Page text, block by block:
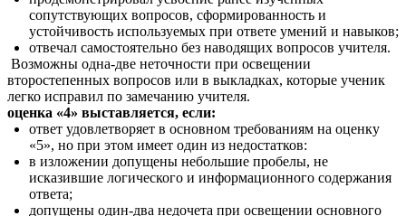
сопутствующих вопросов, сформированность и
устойчивость используемых при ответе умений и навыков;
отвечал самостоятельно без наводящих вопросов учителя.
Возможны одна-две неточности при освещении
второстепенных вопросов или в выкладках, которые ученик
легко исправил по замечанию учителя.
оценка «4» выставляется, если:
ответ удовлетворяет в основном требованиям на оценку
«5», но при этом имеет один из недостатков:
в изложении допущены небольшие пробелы, не
исказившие логического и информационного содержания
ответа;
допущены один-два недочета при освещении основного